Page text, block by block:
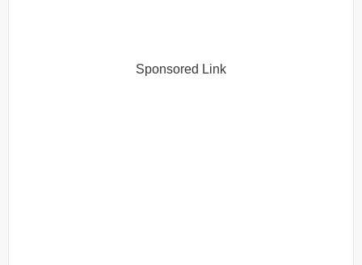
Sponsored Link